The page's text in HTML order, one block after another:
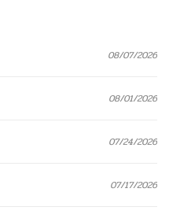
08/07/2026
08/01/2026
07/24/2026
07/17/2026